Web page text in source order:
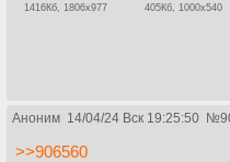
1416Кб, 1806x977 405Кб, 1000x540
Аноним 14/04/24 Вск 19:25:50 №
>>906560